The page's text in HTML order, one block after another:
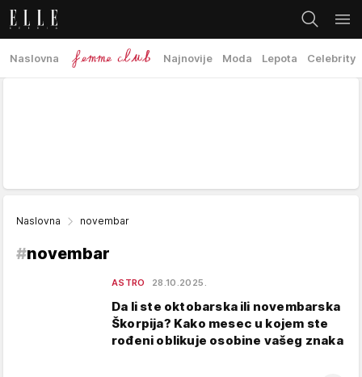
Naslovna Najnovije Moda Lepota Celebrity
Naslovna novembar
#novembar
ASTRO 28.10.2025.
Da li ste oktobarska ili novembarska
Škorpija? Kako mesec u kojem ste
rođeni oblikuje osobine vašeg znaka